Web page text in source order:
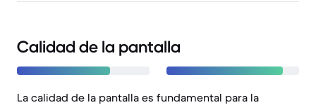
Calidad de la pantalla
La calidad de la pantalla es fundamental para la